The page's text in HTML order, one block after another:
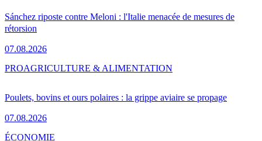
Sánchez riposte contre Meloni : l'Italie menacée de mesures de
rétorsion
07.08.2026
Poulets, bovins et ours polaires : la grippe aviaire se propage
07.08.2026
PROAGRICULTURE & ALIMENTATION
ÉCONOMIE